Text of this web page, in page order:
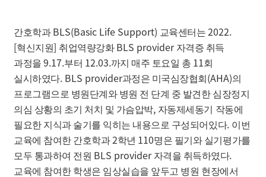
간호학과 BLS(Basic Life Support) 교육센터는 2022.
[혁신지원] 취업역량강화 BLS provider 자격증 취득
과정을9.17.부터 12.03.까지 매주 토요일 총 11회
실시하였다. BLS provider과정은 미국심장협회 (AHA)의
프로그램으로 병원단계와 병원 전 단계 중 발견한 심장정지
의심 상황의 초기 처치 및 가슴압박, 자동제세동기 작동에
필요한 지식과 술기를 익히는 내용으로 구성되어있다. 이번
교육에 참여한 간호학과2학년 110명은 필기와 실기평가를
모두 통과하여 전원 BLS provider 자격을 취득하였다.
교육에 참여한 학생은 임상실습을 앞두고 병원 현장에서